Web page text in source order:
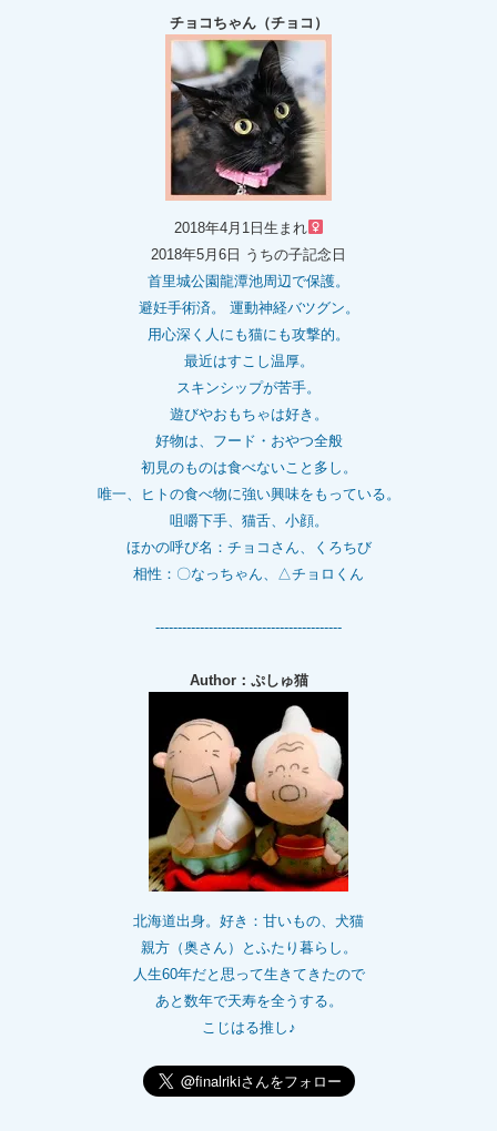
チョコちゃん（チョコ）
2018年4月1日生まれ
2018年5月6日 うちの子記念日
首里城公園龍潭池周辺で保護。
避妊手術済。 運動神経バツグン。
用心深く人にも猫にも攻撃的。
最近はすこし温厚。
スキンシップが苦手。
遊びやおもちゃは好き。
好物は、フード・おやつ全般
初見のものは食べないこと多し。
唯一、ヒトの食べ物に強い興味をもっている。
咀嚼下手、猫舌、小顔。
ほかの呼び名：チョコさん、くろちび
相性：〇なっちゃん、△チョロくん
------------------------------------------
Author：ぷしゅ猫
北海道出身。好き：甘いもの、犬猫
親方（奥さん）とふたり暮らし。
人生60年だと思って生きてきたので
あと数年で天寿を全うする。
こじはる推し♪